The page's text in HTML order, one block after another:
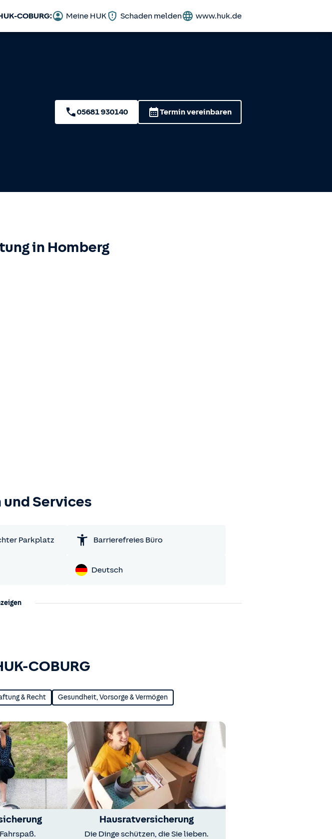
COBURG: Meine HUK Schaden melden www.huk.de
05681 930140 Termin vereinbaren
in Homberg
Services
Parkplatz Barrierefreies Büro
Deutsch
COBURG
& Recht Gesundheit, Vorsorge & Vermögen
Hausratversicherung
Die Dinge schützen, die Sie lieben.